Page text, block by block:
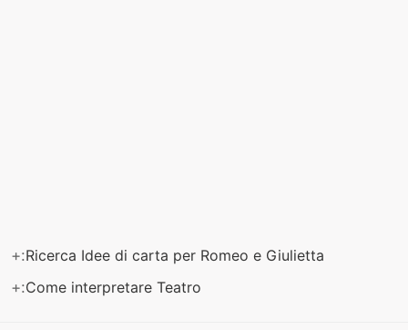
+:Ricerca Idee di carta per Romeo e Giulietta
+:Come interpretare Teatro